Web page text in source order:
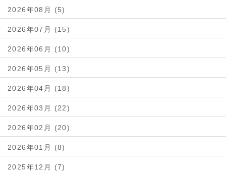
2026年08月 (5)
2026年07月 (15)
2026年06月 (10)
2026年05月 (13)
2026年04月 (18)
2026年03月 (22)
2026年02月 (20)
2026年01月 (8)
2025年12月 (7)